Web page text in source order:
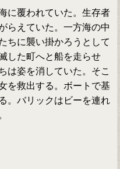
に覆われていた。生存者
らえていた。一方海の中
ちに襲い掛かろうとして
した町へと船を走らせ
は姿を消していた。そこ
を救出する。ボートで基
。バリックはビーを連れ